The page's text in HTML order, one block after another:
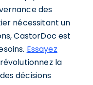
des
nécessitant un
CastorDoc est
Essayez
la
décisions